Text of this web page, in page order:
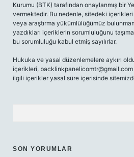
Kurumu (BTK) tarafından onaylanmış bir
vermektedir. Bu nedenle, sitedeki
veya araştırma yükümlülüğümüz
yazdıkları içeriklerin sorumluluğunu
bu sorumluluğu kabul etmiş sayılırlar.
Hukuka ve yasal düzenlemelere aykırı
içerikleri, backlinkpanelicomtr@gmail.com
ilgili içerikler yasal süre içerisinde
SON YORUMLAR